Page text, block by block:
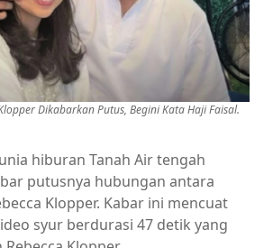
Dikabarkan Putus, Begini Kata Haji Faisal.
hiburan Tanah Air tengah
putusnya hubungan antara
Klopper. Kabar ini mencuat
syur berdurasi 47 detik yang